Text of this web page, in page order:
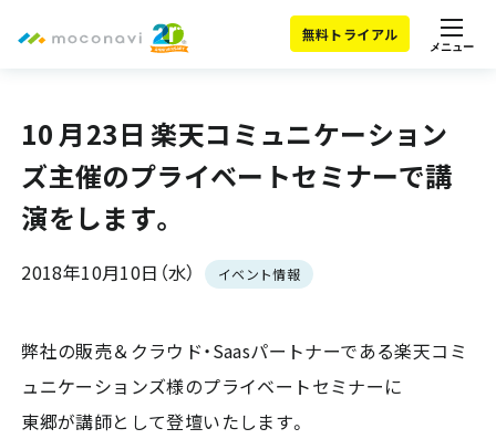
無料トライアル
メニュー
10 月23日 楽天コミュニケーション
ズ主催のプライベートセミナーで講
演をします。
2018年10月10日（水） イベント情報
弊社の販売＆クラウド・Saasパートナーである楽天コミ
ュニケーションズ様のプライベートセミナーに
東郷が講師として登壇いたします。